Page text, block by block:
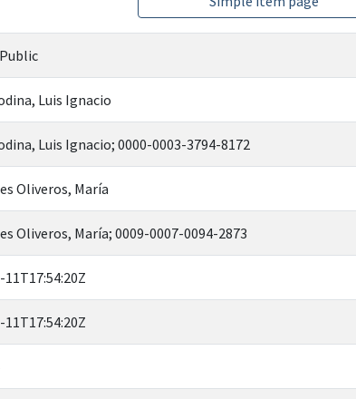
Luis Ignacio
Luis Ignacio; 0000-0003-3794-8172
Oliveros, María
Oliveros, María; 0009-0007-0094-2873
11T17:54:20Z
11T17:54:20Z